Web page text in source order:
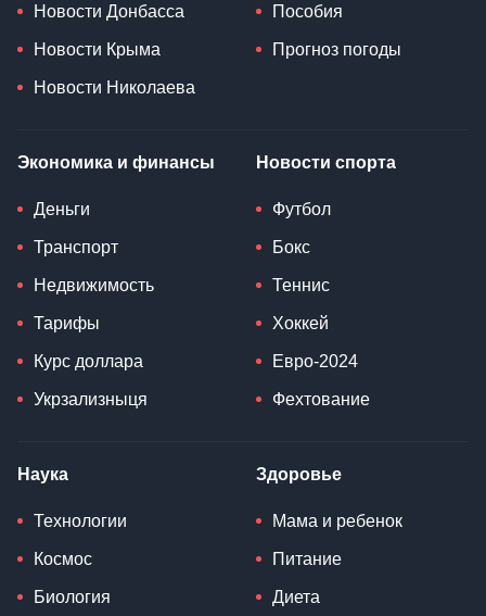
Новости Донбасса
Новости Крыма
Новости Николаева
Пособия
Прогноз погоды
Экономика и финансы
Деньги
Транспорт
Недвижимость
Тарифы
Курс доллара
Укрзализныця
Новости спорта
Футбол
Бокс
Теннис
Хоккей
Евро-2024
Фехтование
Наука
Технологии
Космос
Биология
Здоровье
Мама и ребенок
Питание
Диета